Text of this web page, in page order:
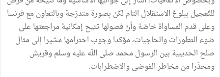
للتّعجيل ببلوغ الاستقلال التام لكنّ بصورةمتدرّجةوبالتعاونمعفرنسا
وعلىقدم المساواةخاصّةوأنّفصولها تتيح إمكانيةمراجعتهاعلى
ضوء التطوراتوالحاجيات،مؤكداوجوب احترامهامشيرا إلىمثال
صلح الحديبية بين الرسولمحمدصلى اللهعليهوسلموقريش
ومحذّرامنمخاطرالفوضىوالاضطرابات.